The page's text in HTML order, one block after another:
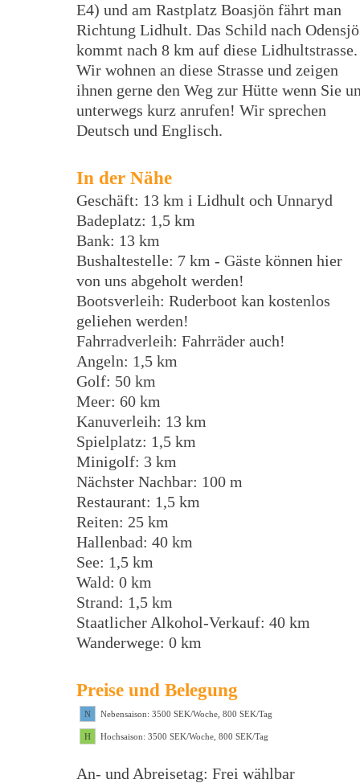
E4) und am Rastplatz Boasjön fährt man
Richtung Lidhult. Das Schild nach Odensjö
kommt nach 8 km auf diese Lidhultstrasse.
Wir wohnen an diese Strasse und zeigen
ihnen gerne den Weg zur Hütte wenn Sie
unterwegs kurz anrufen! Wir sprechen
Deutsch und Englisch.
In der Nähe
Geschäft: 13 km i Lidhult och Unnaryd
Badeplatz: 1,5 km
Bank: 13 km
Bushaltestelle: 7 km - Gäste können hier
von uns abgeholt werden!
Bootsverleih: Ruderboot kan kostenlos
geliehen werden!
Fahrradverleih: Fahrräder auch!
Angeln: 1,5 km
Golf: 50 km
Meer: 60 km
Kanuverleih: 13 km
Spielplatz: 1,5 km
Minigolf: 3 km
Nächster Nachbar: 100 m
Restaurant: 1,5 km
Reiten: 25 km
Hallenbad: 40 km
See: 1,5 km
Wald: 0 km
Strand: 1,5 km
Staatlicher Alkohol-Verkauf: 40 km
Wanderwege: 0 km
Preise und Belegung
N Nebensaison: 3500 SEK/Woche, 800 SEK/Tag
H Hochsaison: 3500 SEK/Woche, 800 SEK/Tag
An- und Abreisetag: Frei wählbar